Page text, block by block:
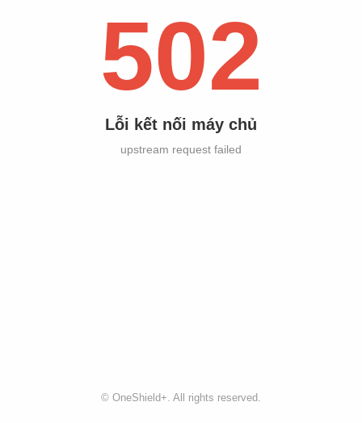
502
Lỗi kết nối máy chủ
upstream request failed
© OneShield+. All rights reserved.